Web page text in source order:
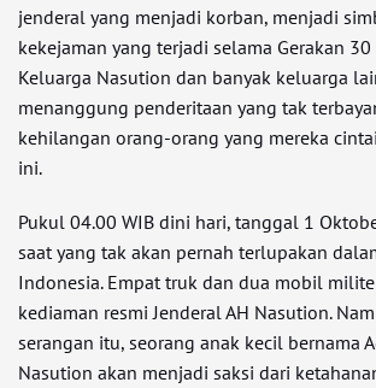
jenderal yang menjadi korban, menjadi
kekejaman yang terjadi selama Gerakan
Keluarga Nasution dan banyak keluarga
menanggung penderitaan yang tak
kehilangan orang-orang yang mereka
ini.
Pukul 04.00 WIB dini hari, tanggal 1
saat yang tak akan pernah terlupakan
Indonesia. Empat truk dan dua mobil
kediaman resmi Jenderal AH Nasution.
serangan itu, seorang anak kecil bernama
Nasution akan menjadi saksi dari